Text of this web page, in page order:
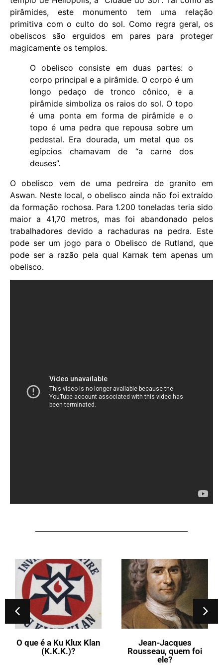
pirâmides, este monumento tem uma relação
primitiva com o culto do sol. Como regra geral, os
obeliscos são erguidos em pares para proteger
magicamente os templos.
O obelisco consiste em duas partes: o
corpo principal e a pirâmide. O corpo é um
longo pedaço de tronco cônico, e a
pirâmide simboliza os raios do sol. O topo
é uma ponta em forma de pirâmide e o
topo é uma pedra que repousa sobre um
pedestal. Era dourada, um metal que os
egípcios chamavam de “a carne dos
deuses”.
O obelisco vem de uma pedreira de granito em
Aswan. Neste local, o obelisco ainda não foi extraído
da formação rochosa. Para 1.200 toneladas teria sido
maior a 41,70 metros, mas foi abandonado pelos
trabalhadores devido a rachaduras na pedra. Este
pode ser um jogo para o Obelisco de Rutland, que
pode ser a razão pela qual Karnak tem apenas um
obelisco.
O que é a Ku Klux Klan
(K.K.K.)?
Jean-Jacques
Rousseau, quem foi
ele?